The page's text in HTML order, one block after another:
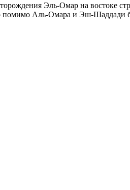
Эль-Омар на востоке
помимо Аль-Омара и Эш-Шаддади